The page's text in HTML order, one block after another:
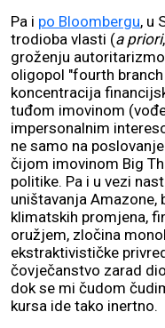
Pa i po Bloombergu, u
trodioba vlasti (a priori
groženju
oligopol "fourth
koncentracija
tuđom imovinom
impersonalnim
ne samo na
čijom imovinom Big
politike. Pa i u vezi
uništavanja Amazone,
klimatskih promjena,
oružjem, zločina
ekstraktivističke
čovječanstvo zarad
dok se mi čudom
kursa ide tako inertno.